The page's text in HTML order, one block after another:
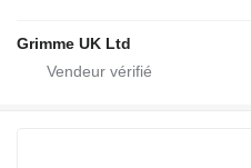
Grimme UK Ltd